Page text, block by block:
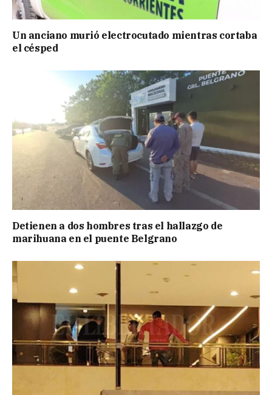
Un anciano murió electrocutado mientras cortaba
el césped
Detienen a dos hombres tras el hallazgo de
marihuana en el puente Belgrano